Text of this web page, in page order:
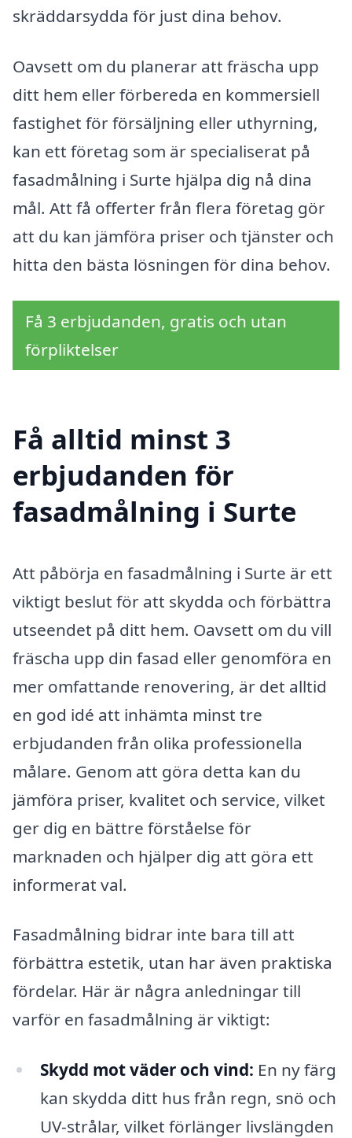
skräddarsydda för just dina behov.
Oavsett om du planerar att fräscha upp
ditt hem eller förbereda en kommersiell
fastighet för försäljning eller uthyrning,
kan ett företag som är specialiserat på
fasadmålning i Surte hjälpa dig nå dina
mål. Att få offerter från flera företag gör
att du kan jämföra priser och tjänster och
hitta den bästa lösningen för dina behov.
Få 3 erbjudanden, gratis och utan
förpliktelser
Få alltid minst 3
erbjudanden för
fasadmålning i Surte
Att påbörja en fasadmålning i Surte är ett
viktigt beslut för att skydda och förbättra
utseendet på ditt hem. Oavsett om du vill
fräscha upp din fasad eller genomföra en
mer omfattande renovering, är det alltid
en god idé att inhämta minst tre
erbjudanden från olika professionella
målare. Genom att göra detta kan du
jämföra priser, kvalitet och service, vilket
ger dig en bättre förståelse för
marknaden och hjälper dig att göra ett
informerat val.
Fasadmålning bidrar inte bara till att
förbättra estetik, utan har även praktiska
fördelar. Här är några anledningar till
varför en fasadmålning är viktigt:
Skydd mot väder och vind: En ny färg
kan skydda ditt hus från regn, snö och
UV-strålar, vilket förlänger livslängden